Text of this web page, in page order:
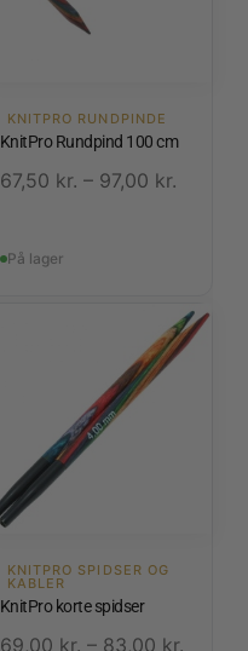
KNITPRO RUNDPINDE
KnitPro Rundpind 100 cm
67,50 kr. – 97,00 kr.
På lager
KNITPRO SPIDSER OG
KABLER
KnitPro korte spidser
69,00 kr. – 83,00 kr.